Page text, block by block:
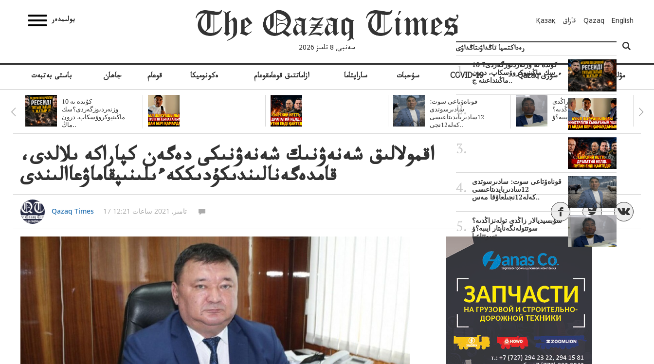
بولىمدەر
سەنبى, 8 تامىز 2026
Қазақ قازاق Qazaq English
باستى بەتبەت جاھان قوعام ەكونوميكا ازاماتتىق قوعامقوعام ساراپتاما سۇحبات COVID-19 Qazaq ءسوزى مۋلتيمەديا
10 كۇندە نە
وزنەردىوزگەردى؟سك
ماڭىنپوكروۆسكاپ، درون
ماڭ..
قوناەۆتاعى سوت:
سادىرسوتدى
12سادىربايدىتاعىسى
كەلە12نجى..
سۋبسيديالار زاڭدى
تولەنزاڭدىە؟
سوتتولەنگەناپتار ايىبە؟ۋ..
اقمولالىق شەنەۋنىك شەنەۋنىكى دەگەن كپاراكە ىلالدى،
قامدەگەنالىندىكۇدىككەءىلىنىپقاماۋعاالىندى
Qazaq Times 17 تامىز, 2021 ساعات 12:21
رەداكتسيا تاڭداۋىتاڭداۋى
10 كۇندە نە وزنەردىوزگەردى؟
سك ماڭىنپوكروۆسكاپ، درون
ماڭىنداعىنە ج..
قوناەۆتاعى سوت: سادىرسوتدى
12سادىربايدىتاعىسى
كەلە12نجىلعاۇقا مەس..
سۋبسيديالار زاڭدى تولەنزاڭدىە؟
سوتتولەنگەناپتار ايىبە؟ۋ
تسوتتاعىا..